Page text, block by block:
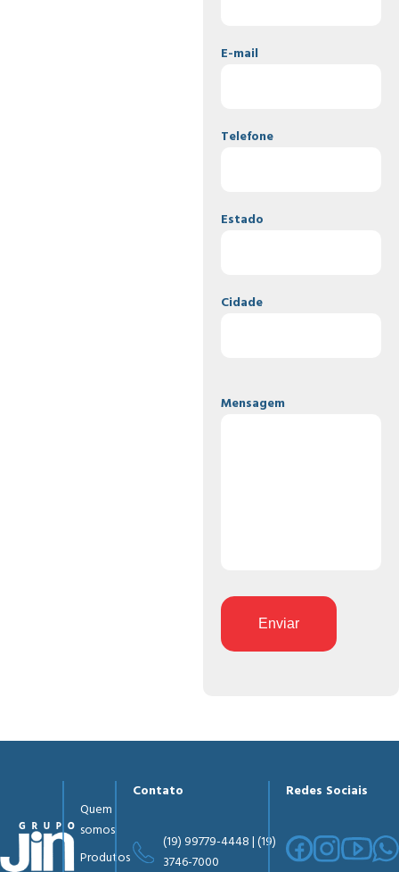
E-mail
Telefone
Estado
Cidade
Mensagem
Enviar
Quem
somos
Produtos
Contato
(19) 99779-4448 | (19)
3746-7000
Redes Sociais